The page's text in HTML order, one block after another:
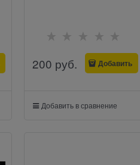
200 руб. Добавить
Добавить в сравнение